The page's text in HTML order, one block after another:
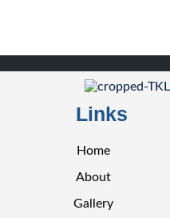
Links
Home
About
Gallery